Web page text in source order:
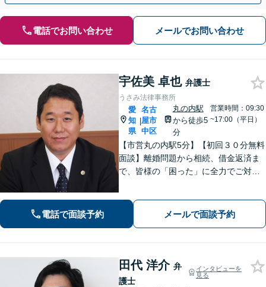
電話でお問い合わせ メールでお問い合わせ
宇佐美 卓也 弁護士
うさみ法律事務所
愛
知
県
|
名古
屋市
中区
丸の内駅
から徒歩5
分
営業時間：09:30
~17:00（平日）
【市営丸の内駅5分】【初回３０分無料
面談】離婚問題から相続、借金返済ま
で、皆様の「困った」に全力でご対
続きをサポート。話しやすい弁護士で
す。まずはお気軽にご相談を！
電話で面談予約 メールで面談予約
田代 洋介 弁
護士
インタビューを
見る